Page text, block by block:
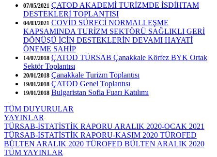
07/05/2021 ÇATOD AKADEMİ TURİZMDE İSDİHTAM
DESTEKLERİ TOPLANTISI
04/03/2021 COVİD SÜRECİ NORMALLEŞME
KAPSAMINDA TURİZM SEKTÖRÜ SAĞLIKLI GERİ
DÖNÜŞÜ İÇİN DESTEKLERİN DEVAMI HAYATİ
ÖNEME SAHİP
14/07/2018 ÇATOD TÜRSAB Çanakkale Körfez BYK Ortak
Sektör Toplantısı
20/01/2018 Çanakkale Turizm Toplantısı
19/01/2018 ÇATOD Genel Toplantısı
19/01/2018 Bulgaristan Sofia Fuarı Katılımı
TÜM DUYURULAR
YAYINLAR
TÜRSAB-İSTATİSTİK RAPORU ARALIK 2020-OCAK 2021
TÜRSAB-İSTATİSTİK RAPORU-KASIM 2020 TÜROFED
BÜLTEN ARALIK 2020 TÜROFED BÜLTEN ARALIK 2020
TÜM YAYINLAR